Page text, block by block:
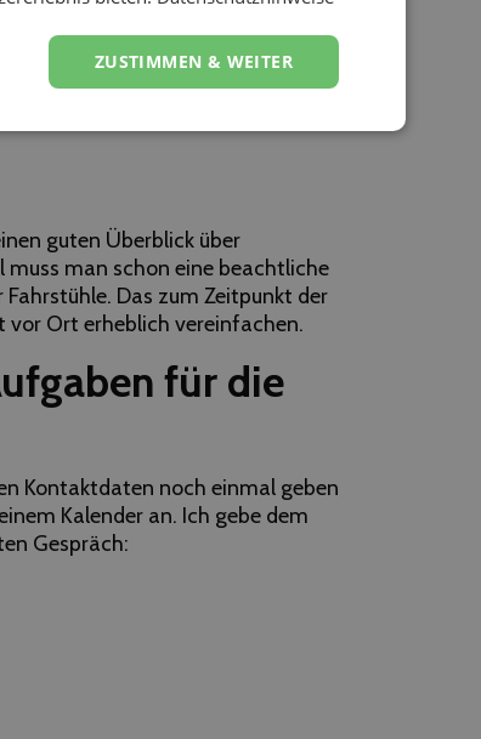
Genrevorgaben. Mehr kann
sein, da sich ja noch viel ändern
des Kunden in die eigene
eine sehr persönliche
guten Überblick über
man schon eine beachtliche
Das zum Zeitpunkt der
vor Ort erheblich vereinfachen.
für die
Kontaktdaten noch einmal geben
Kalender an. Ich gebe dem
Gespräch:
ZUSTIMMEN & WEITER